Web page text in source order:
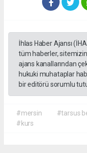
İhlas Haber Ajansı
tüm haberler,
ajans kanallarından
hukuki muhataplar
bir editörü sorumlu
#mersin #tarsus
#kurs